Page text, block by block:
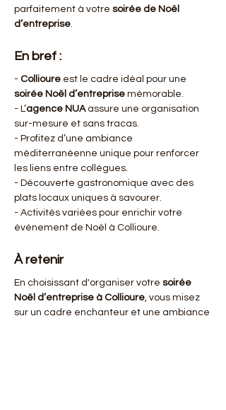
parfaitement à votre soirée de Noël
d’entreprise.
En bref :
- Collioure est le cadre idéal pour une
soirée Noël d’entreprise mémorable.
- L’agence NUA assure une organisation
sur-mesure et sans tracas.
- Profitez d’une ambiance
méditerranéenne unique pour renforcer
les liens entre collègues.
- Découverte gastronomique avec des
plats locaux uniques à savourer.
- Activités variées pour enrichir votre
événement de Noël à Collioure.
À retenir
En choisissant d'organiser votre soirée
Noël d’entreprise à Collioure, vous misez
sur un cadre enchanteur et une ambiance